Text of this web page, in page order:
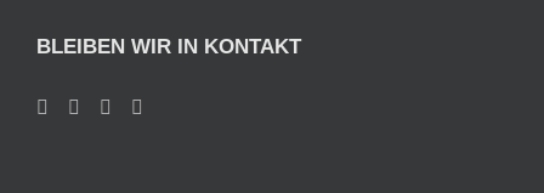
BLEIBEN WIR IN KONTAKT